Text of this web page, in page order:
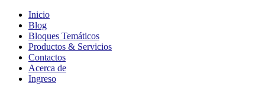
Inicio
Blog
Bloques Temáticos
Productos & Servicios
Contactos
Acerca de
Ingreso